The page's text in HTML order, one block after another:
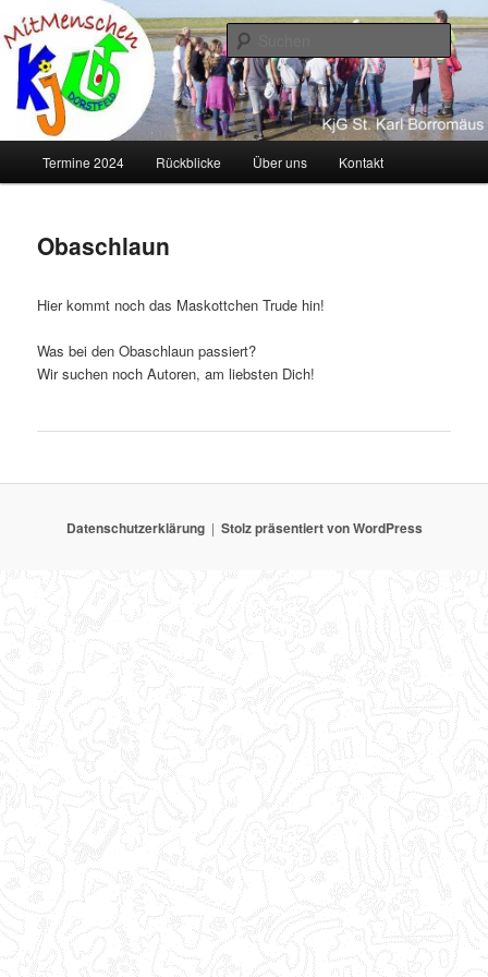
Zum
primären
Inhalt
springenKJG Dorstfeld
Termine 2024 Rückblicke Über uns Kontakt
Obaschlaun
Hier kommt noch das Maskottchen Trude hin!
Was bei den Obaschlaun passiert?
Wir suchen noch Autoren, am liebsten Dich!
Datenschutzerklärung Stolz präsentiert von WordPress